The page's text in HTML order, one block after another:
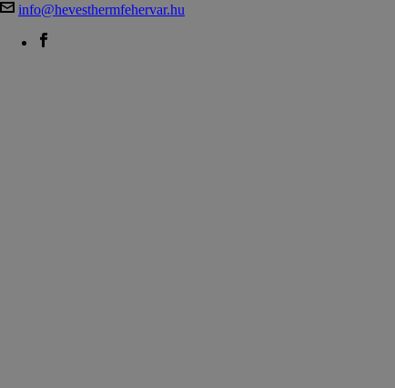
info@hevesthermfehervar.hu